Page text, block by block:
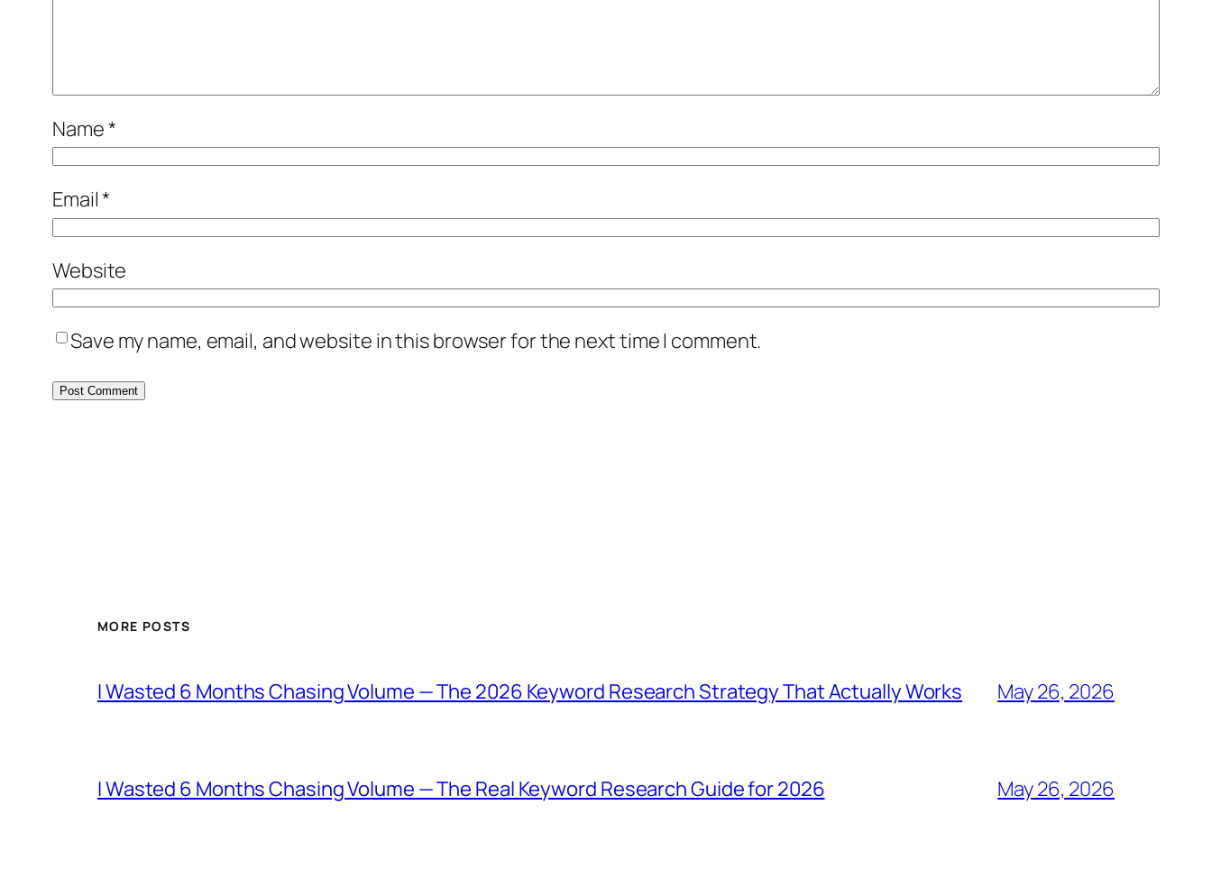
Name*
Email*
Website
Save my name, email, and website in this browser for the next time I comment.
MORE POSTS
I Wasted 6 Months Chasing Volume — The 2026 Keyword Research Strategy That Actually Works May 26, 2026
I Wasted 6 Months Chasing Volume — The Real Keyword Research Guide for 2026 May 26, 2026